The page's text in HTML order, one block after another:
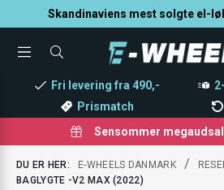
Skandinaviens mest solgte el-
TOGGLESØG
Fri levering fra 490,-
Prismatch
Sensommer
DU ER HER: E-WHEELS DANMARK /
BAGLYGTE -V2 MAX (2022)